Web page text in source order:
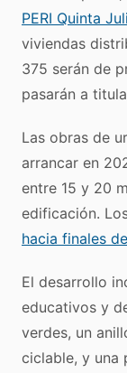
PERI Quinta
viviendas
375 serán de
pasarán a
Las obras de
arrancar en
entre 15 y 20
edificación.
hacia finales
El desarrollo
educativos y
verdes, un
ciclable, y una